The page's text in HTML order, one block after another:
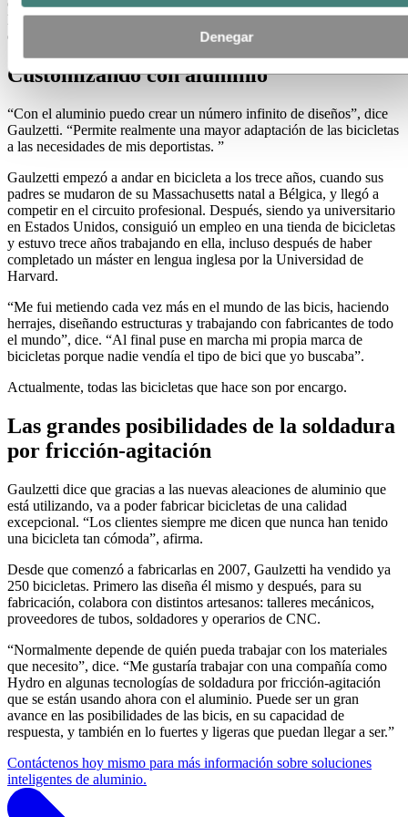
Denegar
carbono, pero pronto descubrió que este material compuesto limitaba
los ángulos y las medidas con los que podía fabricar. Así que
empezó a utilizar aluminio.
Customizando con aluminio
“Con el aluminio puedo crear un número infinito de diseños”, dice
Gaulzetti. “Permite realmente una mayor adaptación de las bicicletas
a las necesidades de mis deportistas. ”
Gaulzetti empezó a andar en bicicleta a los trece años, cuando sus
padres se mudaron de su Massachusetts natal a Bélgica, y llegó a
competir en el circuito profesional. Después, siendo ya universitario
en Estados Unidos, consiguió un empleo en una tienda de bicicletas
y estuvo trece años trabajando en ella, incluso después de haber
completado un máster en lengua inglesa por la Universidad de
Harvard.
“Me fui metiendo cada vez más en el mundo de las bicis, haciendo
herrajes, diseñando estructuras y trabajando con fabricantes de todo
el mundo”, dice. “Al final puse en marcha mi propia marca de
bicicletas porque nadie vendía el tipo de bici que yo buscaba”.
Actualmente, todas las bicicletas que hace son por encargo.
Las grandes posibilidades de la soldadura
por fricción-agitación
Gaulzetti dice que gracias a las nuevas aleaciones de aluminio que
está utilizando, va a poder fabricar bicicletas de una calidad
excepcional. “Los clientes siempre me dicen que nunca han tenido
una bicicleta tan cómoda”, afirma.
Desde que comenzó a fabricarlas en 2007, Gaulzetti ha vendido ya
250 bicicletas. Primero las diseña él mismo y después, para su
fabricación, colabora con distintos artesanos: talleres mecánicos,
proveedores de tubos, soldadores y operarios de CNC.
“Normalmente depende de quién pueda trabajar con los materiales
que necesito”, dice. “Me gustaría trabajar con una compañía como
Hydro en algunas tecnologías de soldadura por fricción-agitación
que se están usando ahora con el aluminio. Puede ser un gran
avance en las posibilidades de las bicis, en su capacidad de
respuesta, y también en lo fuertes y ligeras que puedan llegar a ser.”
Contáctenos hoy mismo para más información sobre soluciones
inteligentes de aluminio.